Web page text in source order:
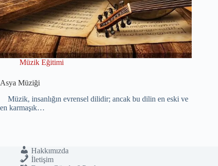
Müzik Eğitimi
Asya Müziği
Müzik, insanlığın evrensel dilidir; ancak bu dilin en eski ve
en karmaşık…
Hakkımızda
İletişim